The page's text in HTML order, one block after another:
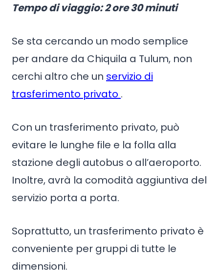
Tempo di viaggio: 2 ore 30 minuti
Se sta cercando un modo semplice
per andare da Chiquila a Tulum, non
cerchi altro che un servizio di
trasferimento privato .
Con un trasferimento privato, può
evitare le lunghe file e la folla alla
stazione degli autobus o all’aeroporto.
Inoltre, avrà la comodità aggiuntiva del
servizio porta a porta.
Soprattutto, un trasferimento privato è
conveniente per gruppi di tutte le
dimensioni.